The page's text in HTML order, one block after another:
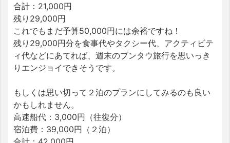
合計：21,000円
残り29,000円
これでもまだ予算50,000円には余裕ですね！
残り29,000円分を食事代やタクシー代、アクティビテ
ィ代などにあてれば、週末のブンタウ旅行を思いっき
りエンジョイできそうです。
もしくは思い切って２泊のプランにしてみるのも良い
かもしれません。
高速船代：3,000円（往復分）
宿泊費：39,000円（２泊）